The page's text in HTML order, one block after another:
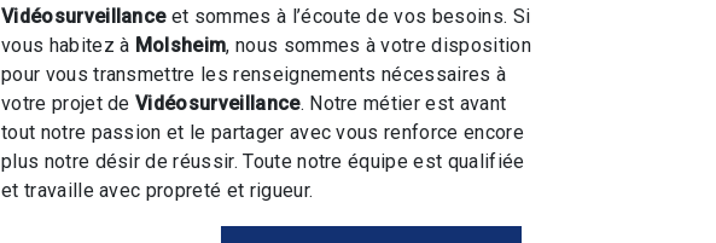
Vidéosurveillanceet sommes à l’écoute de vos besoins. Si
vous habitez à Molsheim, nous sommes à votre disposition
pour vous transmettre les renseignements nécessaires à
votre projet deVidéosurveillance. Notre métier est avant
tout notre passion et le partager avec vous renforce encore
plus notre désir de réussir. Toute notre équipe est qualifiée
et travaille avec propreté et rigueur.